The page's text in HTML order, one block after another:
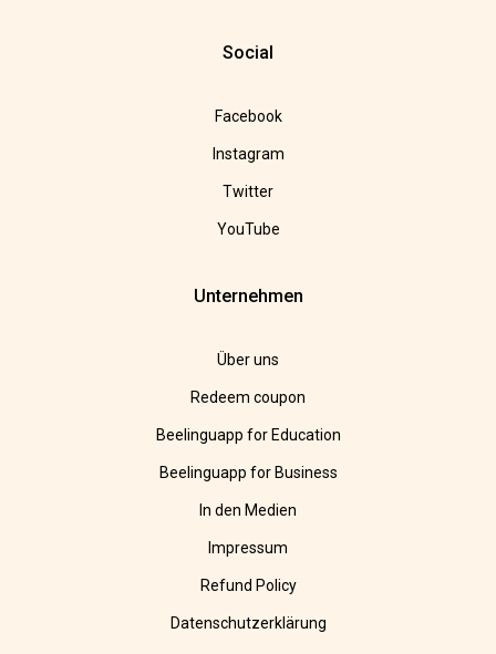
Social
Facebook
Instagram
Twitter
YouTube
Unternehmen
Über uns
Redeem coupon
Beelinguapp for Education
Beelinguapp for Business
In den Medien
Impressum
Refund Policy
Datenschutzerklärung